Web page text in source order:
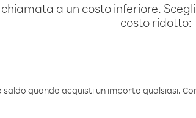
a un costo inferiore.
costo ridotto:
quando acquisti un importo qualsiasi.